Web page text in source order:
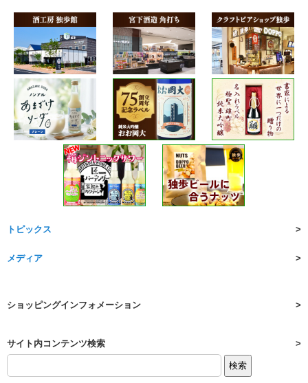
トピックス
メディア
ショッピングインフォメーション
サイト内コンテンツ検索